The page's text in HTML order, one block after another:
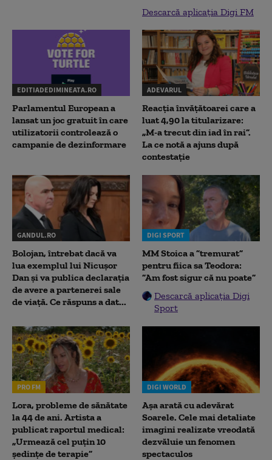
Descarcă aplicația Digi FM
EDITIADEDIMINEATA.RO
Parlamentul European a
lansat un joc gratuit în care
utilizatorii controlează o
campanie de dezinformare
ADEVARUL
Reacția învățătoarei care a
luat 4,90 la titularizare:
„M-a trecut din iad în rai”.
La ce notă a ajuns după
contestație
GANDUL.RO
Bolojan, întrebat dacă va
lua exemplul lui Nicușor
Dan și va publica declarația
de avere a partenerei sale
de viață. Ce răspuns a dat...
DIGI SPORT
MM Stoica a ”tremurat”
pentru fiica sa Teodora:
”Am fost sigur că nu poate”
Descarcă aplicația Digi
Sport
PRO FM
Lora, probleme de sănătate
la 44 de ani. Artista a
publicat raportul medical:
„Urmează cel puțin 10
ședințe de terapie”
DIGI WORLD
Așa arată cu adevărat
Soarele. Cele mai detaliate
imagini realizate vreodată
dezvăluie un fenomen
spectaculos